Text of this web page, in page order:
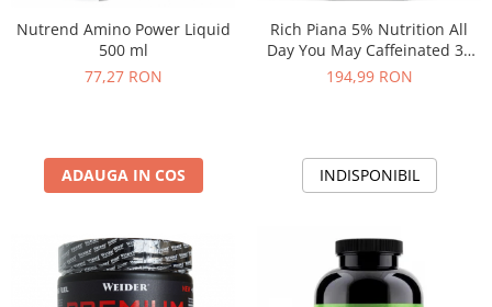
Nutrend Amino Power Liquid
500 ml
77,27 RON
ADAUGA IN COS
Rich Piana 5% Nutrition All
Day You May Caffeinated 30
serv
194,99 RON
INDISPONIBIL